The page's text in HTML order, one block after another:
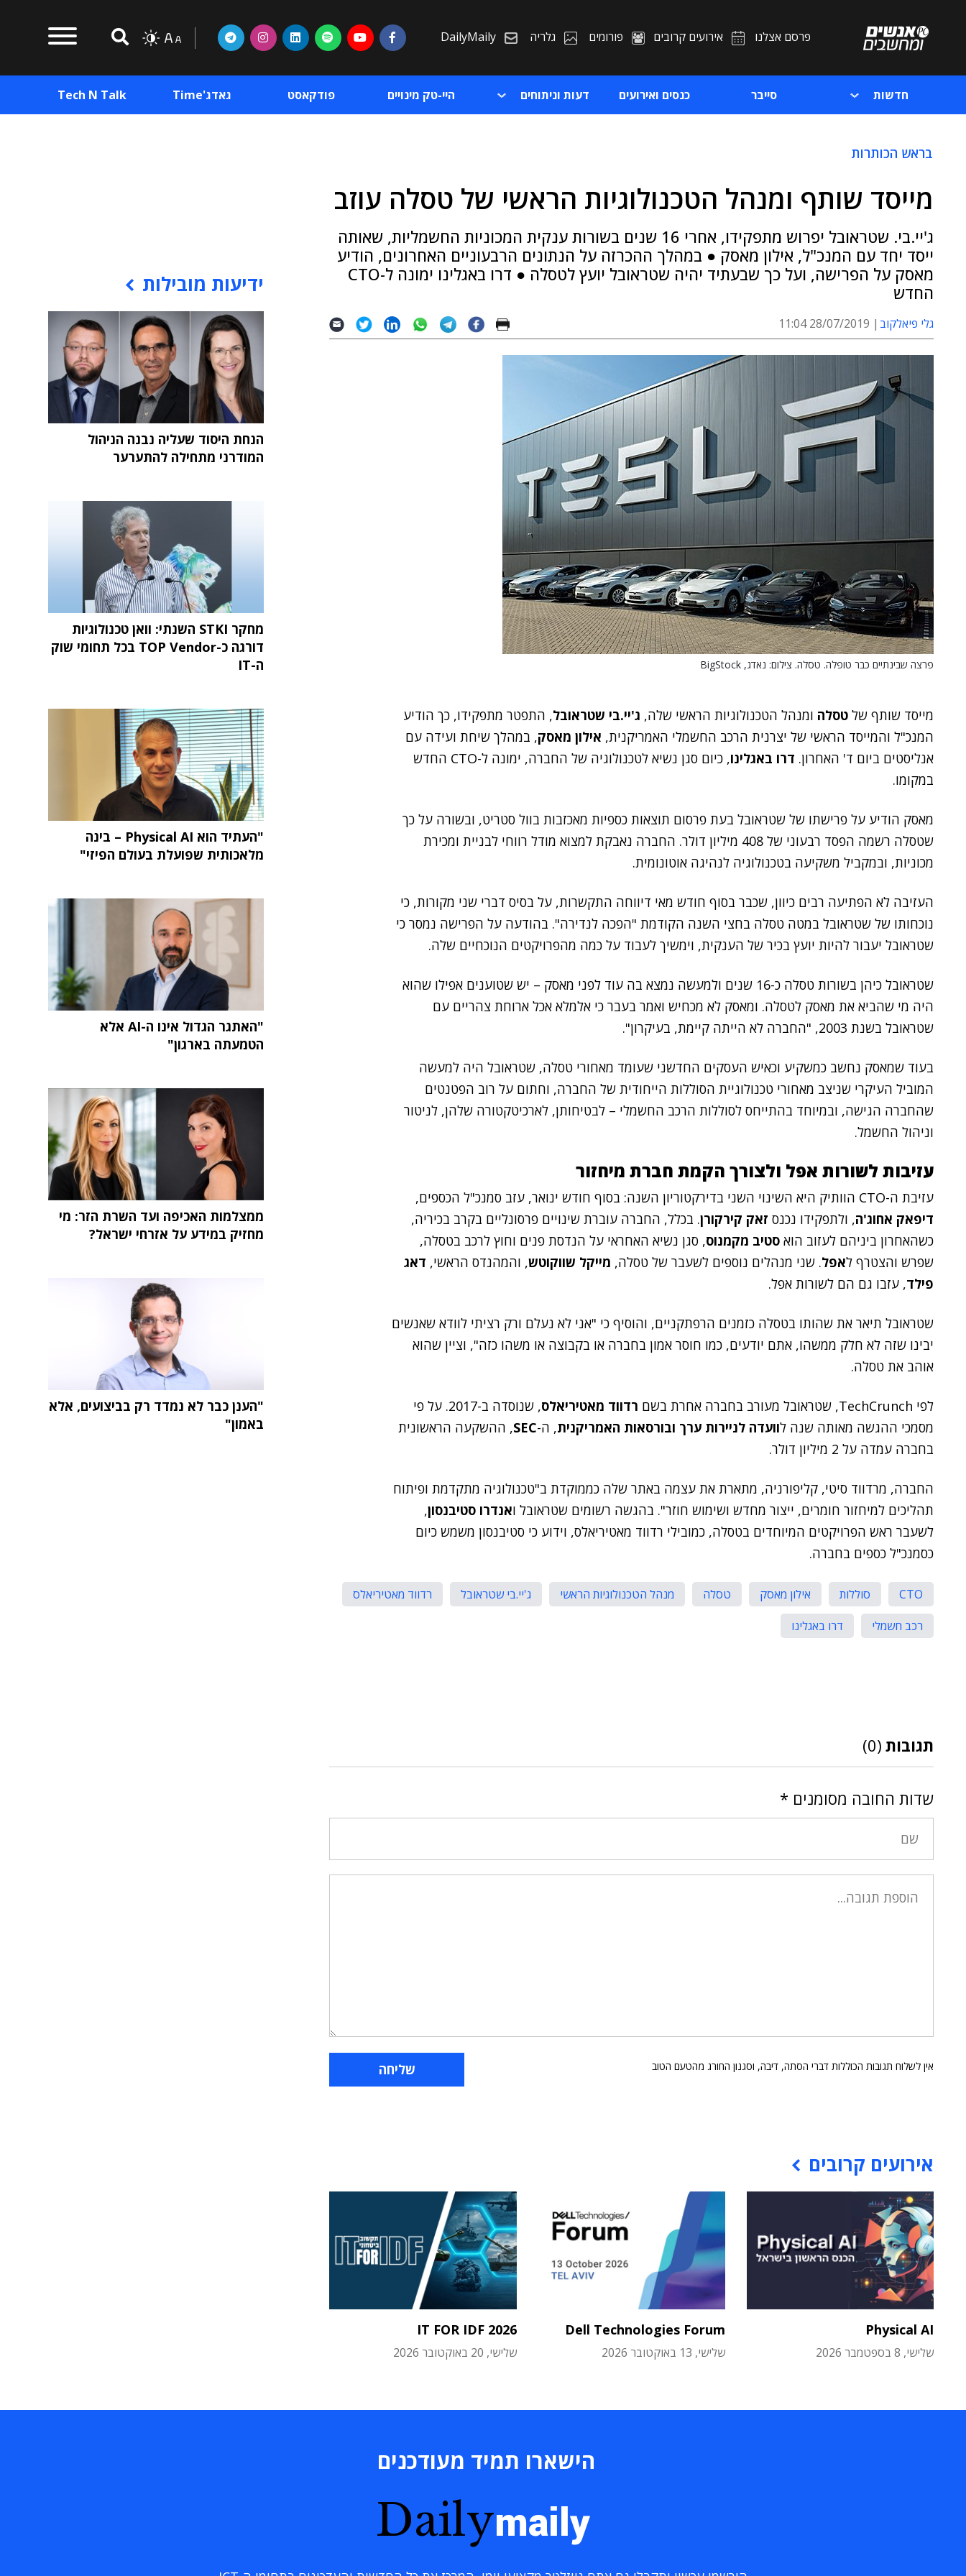
פרסם אצלנו אירועים קרובים פורומים גלריה DailyMaily
חדשות סייבר כנסים ואירועים דעות וניתוחים היי-טק מינויים פודקאסט גאדג'Time Tech N Talk
בראש הכותרות
מייסד שותף ומנהל הטכנולוגיות הראשי של טסלה עוזב
ג'יי.בי. שטראובל יפרוש מתפקידו, אחרי 16 שנים בשורות ענקית המכוניות החשמליות, שאותה
ייסד יחד עם המנכ"ל, אילון מאסק ● במהלך ההכרזה על הנתונים הרבעוניים האחרונים, הודיע
מאסק על הפרישה, ועל כך שבעתיד יהיה שטראובל יועץ לטסלה ● דרו באגלינו ימונה ל-CTO
החדש
גלי פיאלקוב 28/07/2019 11:04
פרצה שבינתיים כבר טופלה. טסלה. צילום: נאדג, BigStock
מייסד שותף של טסלה ומנהל הטכנולוגיות הראשי שלה, ג'יי.בי שטראובל, התפטר מתפקידו, כך הודיע
המנכ"ל והמייסד הראשי של יצרנית הרכב החשמלי האמריקנית, אילון מאסק, במהלך שיחת ועידה עם
אנליסטים ביום ד' האחרון. דרו באגלינו
, כיום סגן נשיא לטכנולוגיה של החברה, ימונה ל-CTO החדש
במקומו.
מאסק הודיע על פרישתו של שטראובל בעת פרסום תוצאות כספיות מאכזבות בוול סטריט, ובשורה על כך
שטסלה רשמה הפסד רבעוני של 408 מיליון דולר. החברה נאבקת למצוא מודל רווחי לבניית ומכירת
מכוניות, ובמקביל משקיעה בטכנולוגיה לנהיגה אוטונומית.
העזיבה לא הפתיעה רבים כיוון, שכבר בסוף חודש מאי דיווחה התקשרות, על בסיס דברי שני מקורות, כי
נוכחותו של שטראובל במטה טסלה בחצי השנה הקודמת "הפכה לנדירה". בהודעה על הפרישה נמסר כי
שטראובל יעבור להיות יועץ בכיר של הענקית, וימשיך לעבוד על כמה מהפרויקטים הנוכחיים שלה.
שטראובל כיהן בשורות טסלה כ-16 שנים ולמעשה נמצא בה עוד לפני מאסק – יש שטוענים אפילו שהוא
היה מי שהביא את מאסק לטסלה. ומאסק לא מכחיש ואמר בעבר כי אלמלא אכל ארוחת צהריים עם
שטראובל בשנת 2003, "החברה לא הייתה קיימת, בעיקרון".
בעוד שמאסק נחשב כמשקיע וכאיש העסקים החדשני שעומד מאחורי טסלה, שטראובל היה למעשה
המוביל העיקרי שניצב מאחורי טכנולוגיית הסוללות הייחודית של החברה, וחתום על רוב הפטנטים
שהחברה הגישה, ובמיוחד בהתייחס לסוללות הרכב החשמלי – לבטיחותן, לארכיטקטורה שלהן, לניטור
וניהול החשמל.
עזיבות לשורות אפל ולצורך הקמת חברת מיחזור
עזיבת ה-CTO הוותיק היא השינוי השני בדירקטוריון השנה: בסוף חודש ינואר, עזב סמנכ"ל הכספים,
דיפאק אחוג'ה, ולתפקידו נכנס זאק קירקורן. בכלל, החברה עוברת שינויים פרסונליים בקרב בכיריה,
כשהאחרון ביניהם לעזוב הוא סטיב מקמנוס, סגן נשיא האחראי על הנדסת פנים וחוץ לרכב בטסלה,
שפרש והצטרף לאפל. שני מנהלים נוספים לשעבר של טסלה, מייקל שווקוטש, והמהנדס הראשי, דאג
פילד, עזבו גם הם לשורות אפל.
שטראובל תיאר את שהותו בטסלה כזמנים הרפתקניים, והוסיף כי "אני לא נעלם ורק רציתי לוודא שאנשים
יבינו שזה לא חלק ממשהו, אתם יודעים, כמו חוסר אמון בחברה או בקבוצה או משהו כזה", וציין שהוא
אוהב את טסלה.
לפי TechCrunch, שטראובל מעורב בחברה אחרת בשם רדווד מאטיריאלס
, שנוסדה ב-2017. על פי
מסמכי ההגשה מאותה שנה לוועדה לניירות ערך ובורסאות האמריקנית, ה-SEC, ההשקעה הראשונית
בחברה עמדה על 2 מיליון דולר.
החברה, מרדווד סיטי, קליפורניה, מתארת את עצמה באתר שלה כממוקדת ב"טכנולוגיה מתקדמת ופיתוח
תהליכים למיחזור חומרים, ייצור מחדש ושימוש חוזר". בהגשה רשומים שטראובל ואנדרו סטיבנסון,
לשעבר ראש הפרויקטים המיוחדים בטסלה, כמובילי רדווד מאטיריאלס, וידוע כי סטיבנסון משמש כיום
כסמנכ"ל כספים בחברה.
CTO סוללות אילון מאסק טסלה מנהל הטכנולוגיות הראשי ג'יי.בי שטראובל
רדווד מאטיריאלס
רכב חשמלי
דרו באגלינו
תגובות (0)
שדות החובה מסומנים *
אין לשלוח תגובות הכוללות דברי הסתה, דיבה, וסגנון החורג מהטעם הטוב
אירועים קרובים
Physical AI
שלישי, 8 בספטמבר 2026
Dell Technologies Forum
שלישי, 13 באוקטובר 2026
IT FOR IDF 2026
שלישי, 20 באוקטובר 2026
ידיעות מובילות
הנחת היסוד שעליה נבנה הניהול
המודרני מתחילה להתערער
מחקר STKI השנתי: וואן טכנולוגיות
דורגה כ-TOP Vendor בכל תחומי שוק
ה-IT
"העתיד הוא Physical AI – בינה
מלאכותית שפועלת בעולם הפיזי"
"האתגר הגדול אינו ה-AI אלא
הטמעתה בארגון"
ממצלמות האכיפה ועד השרת הזר: מי
מחזיק במידע על אזרחי ישראל?
"הענן כבר לא נמדד רק בביצועים, אלא
באמון"
הישארו תמיד מעודכנים
Dailymaily